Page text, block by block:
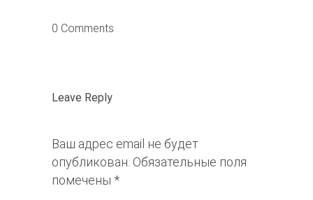
0 Comments
Leave Reply
Ваш адрес email не будет
опубликован. Обязательные поля
помечены *